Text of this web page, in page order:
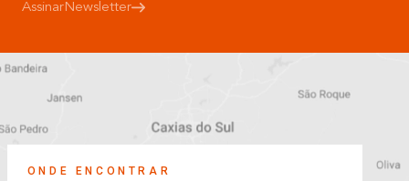
AssinarNewsletter
ONDE ENCONTRAR